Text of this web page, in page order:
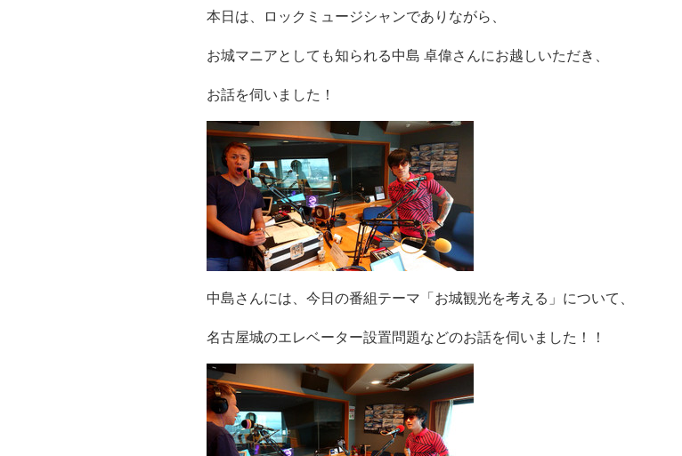
本日は、ロックミュージシャンでありながら、
お城マニアとしても知られる中島 卓偉さんにお越しいただき、
お話を伺いました！
中島さんには、今日の番組テーマ「お城観光を考える」について、
名古屋城のエレベーター設置問題などのお話を伺いました！！